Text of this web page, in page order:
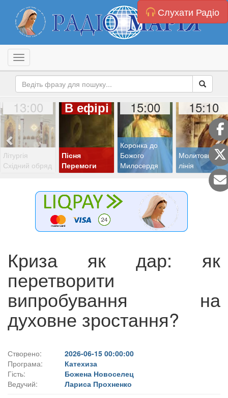
Слухати Радіо
Toggle navigation
13:00
Літургія
Східний обряд
В ефірі
Пісня
Перемоги
15:00
Коронка до
Божого
Милосердя
15:10
Молитовна
лінія
Криза як дар: як
перетворити
випробування на
духовне зростання?
Створено:
2026-06-15 00:00:00
Програма:
Катехиза
Гість:
Божена Новоселец
Ведучий:
Лариса Прохненко